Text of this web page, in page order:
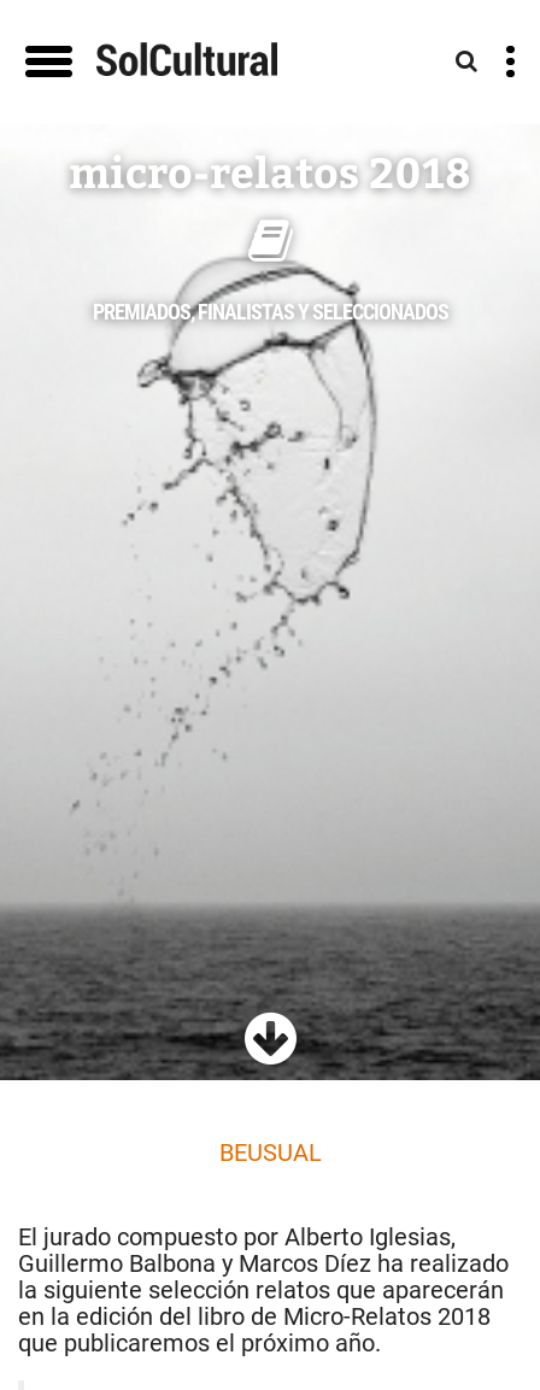
micro-relatos 2018
PREMIADOS, FINALISTAS Y SELECCIONADOS
BEUSUAL
El jurado compuesto por Alberto Iglesias,
Guillermo Balbona y Marcos Díez ha realizado
la siguiente selección relatos que aparecerán
en la edición del libro de Micro-Relatos 2018
que publicaremos el próximo año.